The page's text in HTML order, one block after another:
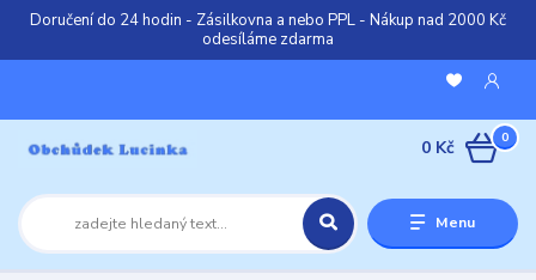
Doručení do 24 hodin - Zásilkovna a nebo PPL - Nákup nad 2000 Kč
odesíláme zdarma
Menu
0
0 Kč